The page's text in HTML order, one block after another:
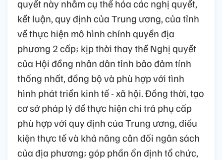
quyết này nhằm cụ thể hóa các nghị quyết,
kết luận, quy định của Trung ương, của tỉnh
về thực hiện mô hình chính quyền địa
phương 2 cấp; kịp thời thay thế Nghị quyết
của Hội đồng nhân dân tỉnh bảo đảm tính
thống nhất, đồng bộ và phù hợp với tình
hình phát triển kinh tế - xã hội. Đồng thời, tạo
cơ sở pháp lý để thực hiện chi trả phụ cấp
phù hợp với quy định của Trung ương, điều
kiện thực tế và khả năng cân đối ngân sách
của địa phương; góp phần ổn định tổ chức,